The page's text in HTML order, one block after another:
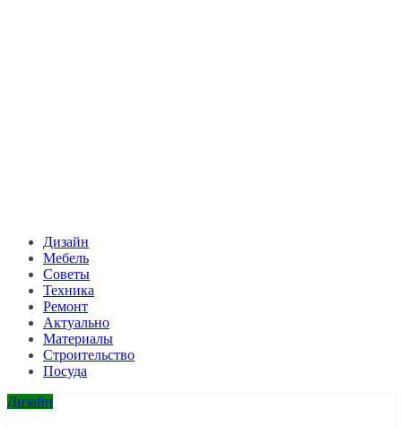
Дизайн
Мебель
Советы
Техника
Ремонт
Актуально
Материалы
Строительство
Посуда
Дизайн